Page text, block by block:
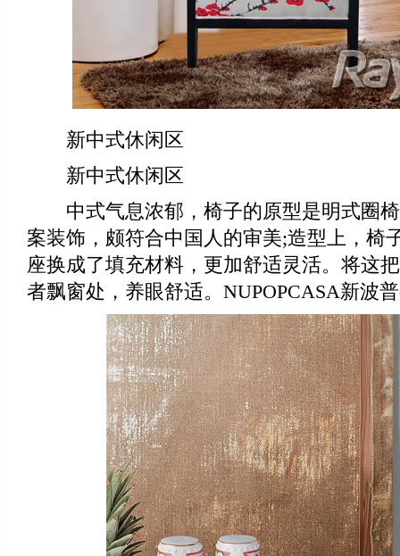
新中式休闲区
新中式休闲区
中式气息浓郁，椅子的原型是明式圈椅
案装饰，颇符合中国人的审美;造型上，椅
座换成了填充材料，更加舒适灵活。将这
者飘窗处，养眼舒适。NUPOPCASA新波